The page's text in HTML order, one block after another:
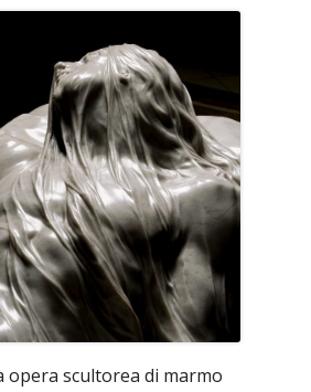
opera scultorea di marmo